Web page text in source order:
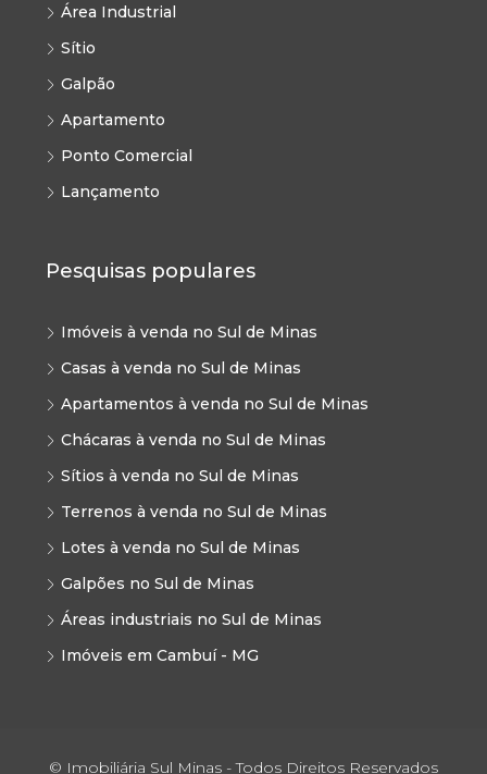
Área Industrial
Sítio
Galpão
Apartamento
Ponto Comercial
Lançamento
Pesquisas populares
Imóveis à venda no Sul de Minas
Casas à venda no Sul de Minas
Apartamentos à venda no Sul de Minas
Chácaras à venda no Sul de Minas
Sítios à venda no Sul de Minas
Terrenos à venda no Sul de Minas
Lotes à venda no Sul de Minas
Galpões no Sul de Minas
Áreas industriais no Sul de Minas
Imóveis em Cambuí - MG
© Imobiliária Sul Minas - Todos Direitos Reservados